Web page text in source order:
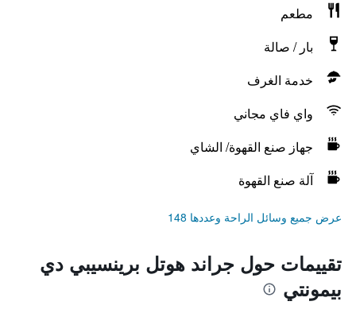
مطعم
بار / صالة
خدمة الغرف
واي فاي مجاني
جهاز صنع القهوة/ الشاي
آلة صنع القهوة
عرض جميع وسائل الراحة وعددها 148
تقييمات حول جراند هوتل برينسيبي دي
بيمونتي